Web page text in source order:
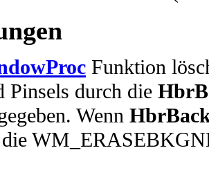
Funktion
Pinsels durch die
Wenn
die